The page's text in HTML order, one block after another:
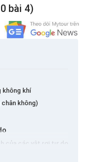
bài 4)
không khí
không)
của các vật rơi tự do